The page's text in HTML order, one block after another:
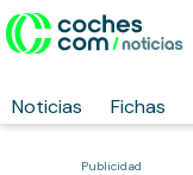
Noticias Fichas
Publicidad